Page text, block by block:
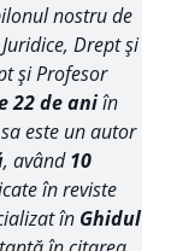
nostru de
Drept și
și Profesor
22 de aniîn
este un autor
, având10
în reviste
în Ghidul